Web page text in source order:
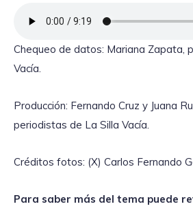
Chequeo de datos: Mariana Zapata,
Vacía.
Producción: Fernando Cruz y Juana
periodistas de La Silla Vacía.
Créditos fotos: (X) Carlos Fernando
Para saber más del tema puede